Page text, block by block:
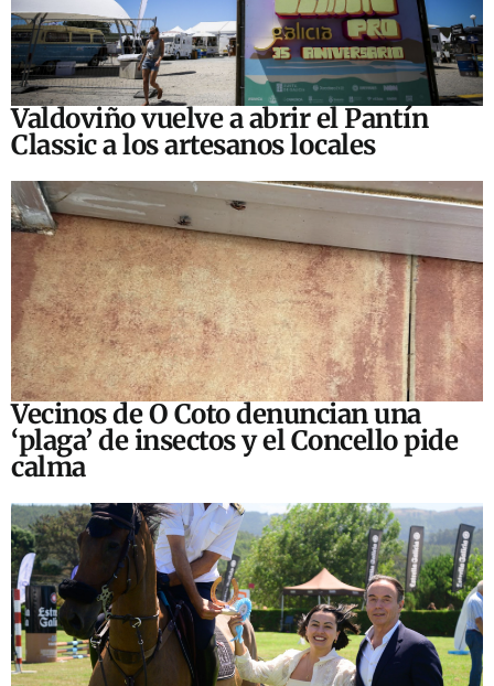
Valdoviño vuelve a abrir el Pantín
Classic a los artesanos locales
Vecinos de O Coto denuncian una
‘plaga’ de insectos y el Concello pide
calma